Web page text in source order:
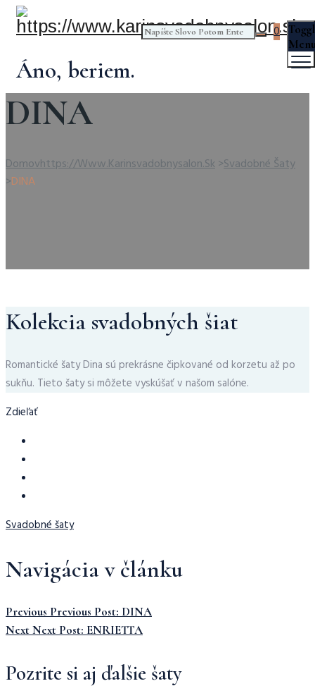
Áno, beriem.
0
DINA
DomovHttps://www.karinsvadobnysalon.sk>Svadobné Šaty
>DINA
Kolekcia svadobných šiat
Romantické šaty Dina sú prekrásne čipkované od korzetu až po
sukňu. Tieto šaty si môžete vyskúšať v našom salóne.
Zdieľať
Svadobné šaty
Navigácia v článku
Previous Previous Post: DINA
NextNext Post: ENRIETTA
Pozrite si aj ďalšie šaty